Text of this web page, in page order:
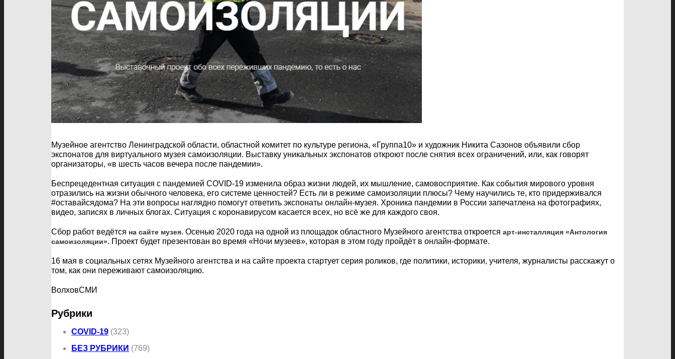
Музейное агентство Ленинградской области, областной комитет по культуре региона, «Группа10» и художник Никита Сазонов объявили сбор
экспонатов для виртуального музея самоизоляции. Выставку уникальных экспонатов откроют после снятия всех ограничений, или, как говорят
организаторы, «в шесть часов вечера после пандемии».
Беспрецедентная ситуация с пандемией COVID-19 изменила образ жизни людей, их мышление, самовосприятие. Как события мирового уровня
отразились на жизни обычного человека, его системе ценностей? Есть ли в режиме самоизоляции плюсы? Чему научились те, кто придерживался
#оставайсядома? На эти вопросы наглядно помогут ответить экспонаты онлайн-музея. Хроника пандемии в России запечатлена на фотографиях,
видео, записях в личных блогах. Ситуация с коронавирусом касается всех, но всё же для каждого своя.
Сбор работ ведётся на сайте музея. Осенью 2020 года на одной из площадок областного Музейного агентства откроется арт-инсталляция «Антология
самоизоляции». Проект будет презентован во время «Ночи музеев», которая в этом году пройдёт в онлайн-формате.
16 мая в социальных сетях Музейного агентства и на сайте проекта стартует серия роликов, где политики, историки, учителя, журналисты расскажут о
том, как они переживают самоизоляцию.
ВолховСМИ
Рубрики
COVID-19 (323)
БЕЗ РУБРИКИ (769)